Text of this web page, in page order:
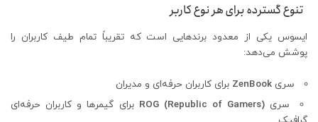
تنوع گسترده برای هر نوع کاربر
ایسوس یکی از معدود برندهایی است که تقریباً تمام طیف کاربران را
پوشش می‌دهد:
سریZenBook برای کاربران حرفه‌ای و مدیران
سری
ROG (Republic of Gamers)
برای گیمرها و کاربران حرفه‌ای